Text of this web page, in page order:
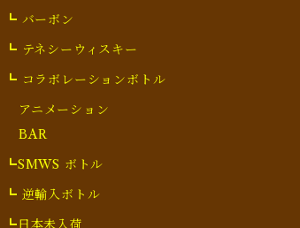
┗ バーボン
┗ テネシーウィスキー
┗ コラボレーションボトル
アニメーション
BAR
┗SMWS ボトル
┗ 逆輸入ボトル
┗日本未入荷